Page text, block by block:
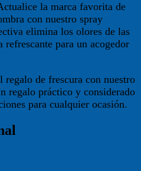
la marca favorita de
con nuestro spray
elimina los olores de las
refrescante para un acogedor
de frescura con nuestro
regalo práctico y considerado
para cualquier ocasión.